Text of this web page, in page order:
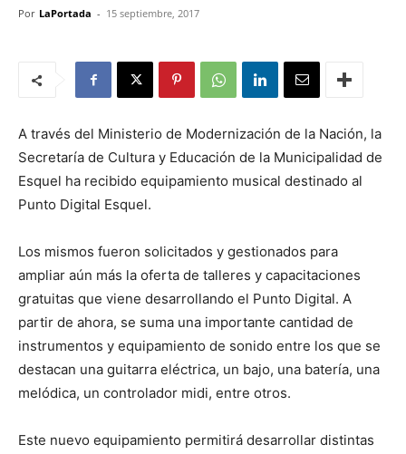
Por LaPortada - 15 septiembre, 2017
A través del Ministerio de Modernización de la Nación, la
Secretaría de Cultura y Educación de la Municipalidad de
Esquel ha recibido equipamiento musical destinado al
Punto Digital Esquel.
Los mismos fueron solicitados y gestionados para
ampliar aún más la oferta de talleres y capacitaciones
gratuitas que viene desarrollando el Punto Digital. A
partir de ahora, se suma una importante cantidad de
instrumentos y equipamiento de sonido entre los que se
destacan una guitarra eléctrica, un bajo, una batería, una
melódica, un controlador midi, entre otros.
Este nuevo equipamiento permitirá desarrollar distintas